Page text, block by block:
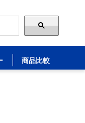
商品比較